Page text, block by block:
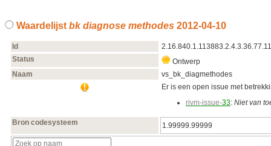
Waardelijst bk diagnose methodes 2012‑04‑10
Id
Status
Ontwerp
Naam
vs_bk_diagmethodes
Er is een open issue met
rivm-issue-33: Niet van
Bron codesysteem 1.99999.99999